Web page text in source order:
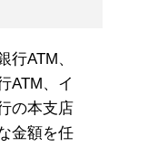
行ATM、
ATM、イ
の本支店
金額を任